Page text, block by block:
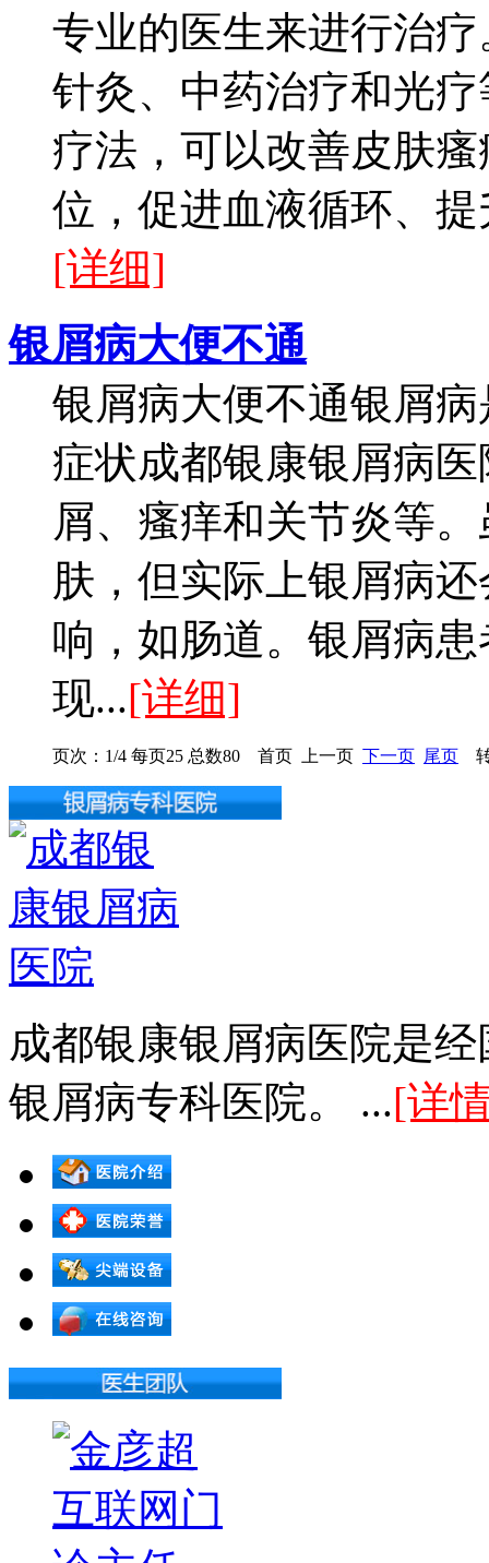
专业的医生来进行治
针灸、中药治疗和光
疗法，可以改善皮肤
位，促进血液循环、
[详细]
银屑病大便不通
银屑病大便不通银屑
症状成都银康银屑病
屑、瘙痒和关节炎等
肤，但实际上银屑病
响，如肠道。银屑病
现...[详细]
页次：1/4 每页25 总数80 首页 上一页 下一页 尾页
成都银康银屑病医院是
银屑病专科医院。 ...[详